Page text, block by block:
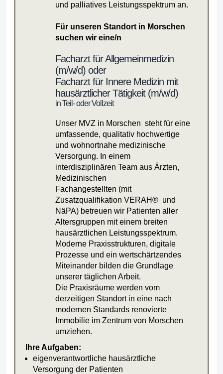
und palliatives Leistungsspektrum an.
Für unseren Standort in Morschen
suchen wir eine/n
Facharzt für Allgemeinmedizin
(m/w/d) oder
Facharzt für Innere Medizin mit
hausärztlicher Tätigkeit (m/w/d)
in Teil- oder Vollzeit
Unser MVZ in Morschen steht für eine
umfassende, qualitativ hochwertige
und wohnortnahe medizinische
Versorgung. In einem
interdisziplinären Team aus Ärzten,
Medizinischen
Fachangestellten (mit
Zusatzqualifikation VERAH® und
NäPA) betreuen wir Patienten aller
Altersgruppen mit einem breiten
hausärztlichen Leistungsspektrum.
Moderne Praxisstrukturen, digitale
Prozesse und ein wertschärtzendes
Miteinander bilden die Grundlage
unserer täglichen Arbeit.
Die Praxisräume werden vom
derzeitigen Standort in eine nach
modernen Standards renovierte
Immobilie im Zentrum von Morschen
umziehen.
Ihre Aufgaben:
eigenverantwortliche hausärztliche
Versorgung der Patienten